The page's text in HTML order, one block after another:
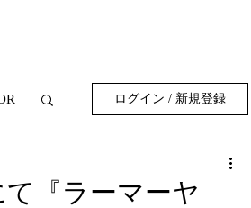
ログイン / 新規登録
『ラーマーヤ